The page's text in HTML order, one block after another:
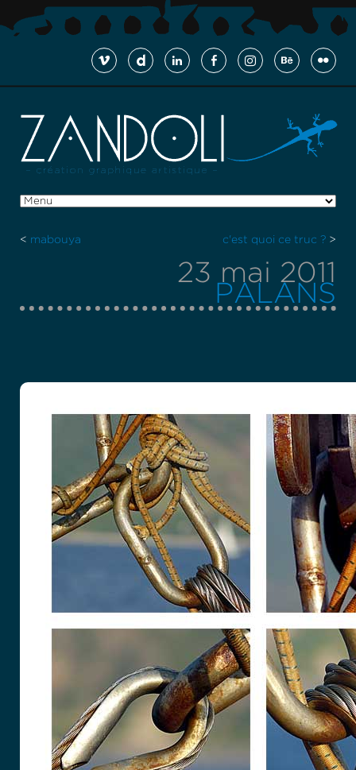
< mabouya c'est quoi ce truc ? >
23 mai 2011
PALANS